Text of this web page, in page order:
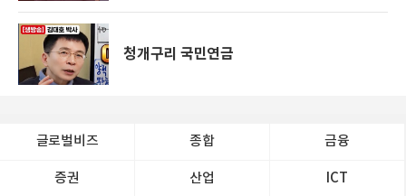
청개구리 국민연금
글로벌비즈 종합 금융
증권 산업 ICT